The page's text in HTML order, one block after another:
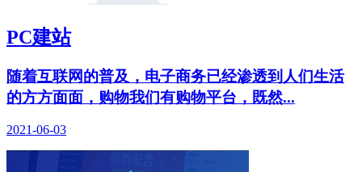
PC建站
随着互联网的普及，电子商务已经渗透到人们生活
的方方面面，购物我们有购物平台，既然...
2021-06-03